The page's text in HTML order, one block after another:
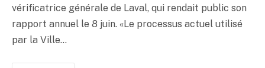
vérificatrice générale de Laval, qui rendait public son
rapport annuel le 8 juin. «Le processus actuel utilisé
par la Ville…